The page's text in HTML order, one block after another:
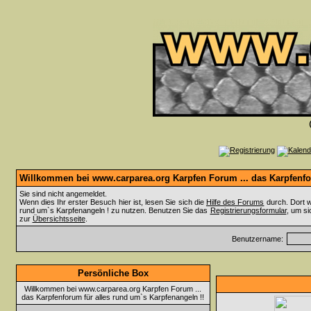
Willkommen bei www.carparea.org Karpfen Forum ... das
Sie sind nicht angemeldet.
Wenn dies Ihr erster Besuch hier ist, lesen Sie sich die Hilfe des Forums durch. Dort
rund um`s Karpfenangeln ! zu nutzen. Benutzen Sie das Registrierungsformular, um
zur Übersichtsseite.
Benutzername:
Persönliche Box
Willkommen bei www.carparea.org Karpfen Forum ...
das Karpfenforum für alles rund um`s Karpfenangeln !!